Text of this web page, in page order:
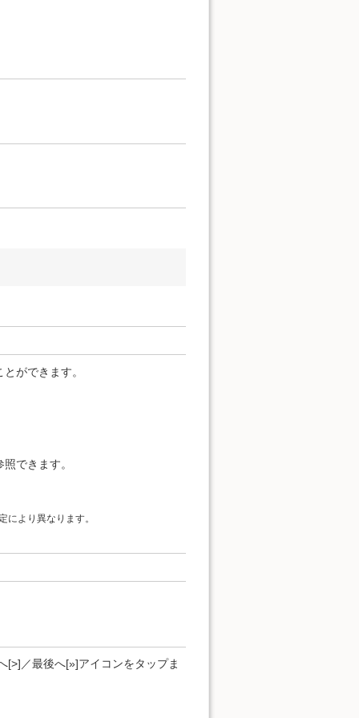
ができます。
できます。
により異なります。
[>]／最後へ[»]アイコンをタップま